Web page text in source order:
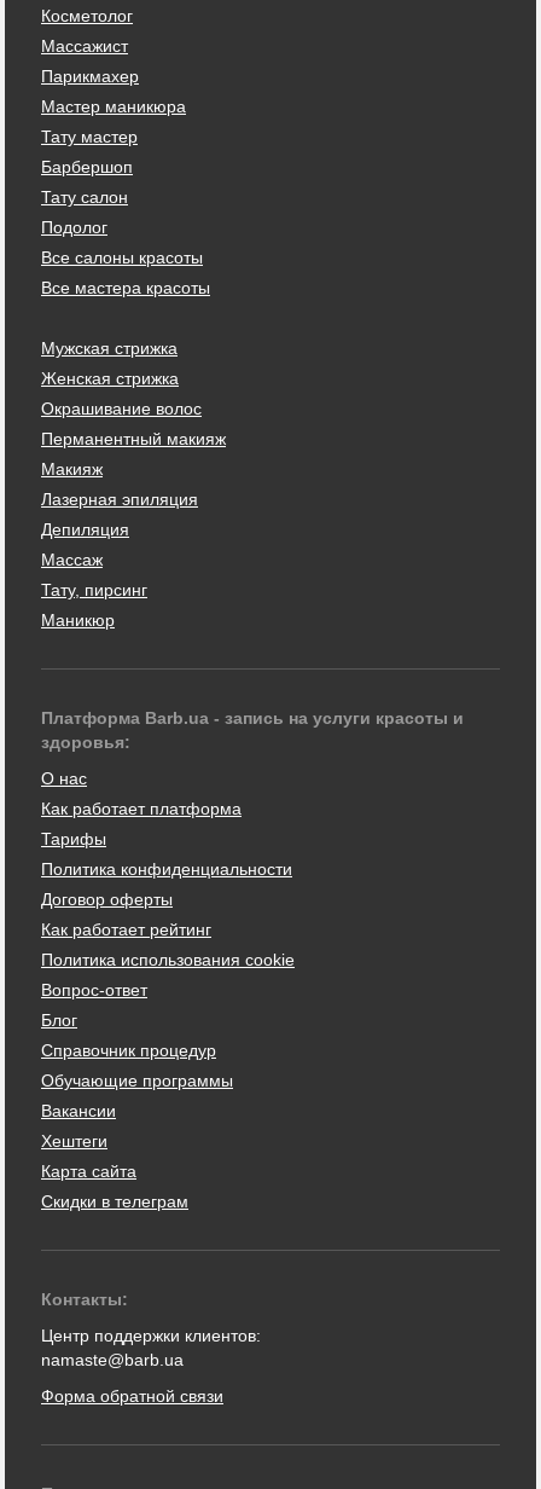
Косметолог
Массажист
Парикмахер
Мастер маникюра
Тату мастер
Барбершоп
Тату салон
Подолог
Все салоны красоты
Все мастера красоты
Мужская стрижка
Женская стрижка
Окрашивание волос
Перманентный макияж
Макияж
Лазерная эпиляция
Депиляция
Массаж
Тату, пирсинг
Маникюр
Платформа Barb.ua - запись на услуги красоты и
здоровья:
О нас
Как работает платформа
Тарифы
Политика конфиденциальности
Договор оферты
Как работает рейтинг
Политика использования cookie
Вопрос-ответ
Блог
Справочник процедур
Обучающие программы
Вакансии
Хештеги
Карта сайта
Скидки в телеграм
Контакты:
Центр поддержки клиентов:
namaste@barb.ua
Форма обратной связи